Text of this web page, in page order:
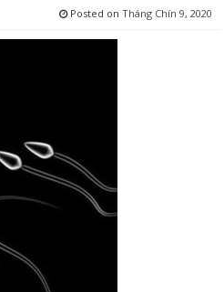
Posted on Tháng Chín 9, 2020